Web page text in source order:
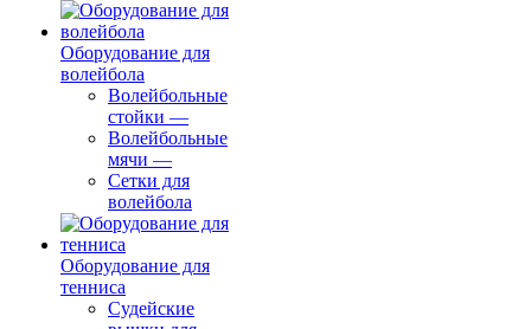
Оборудование для
волейбола
Волейбольные
стойки —
Волейбольные
мячи —
Сетки для
волейбола
Оборудование для
тенниса
Судейские